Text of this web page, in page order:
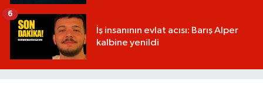
İş insanının evlat acısı: Barış Alper
kalbine yenildi
6